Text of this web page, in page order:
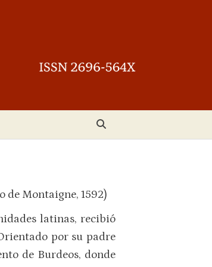
de Montaigne, 1592)
latinas, recibió
por su padre
de Burdeos, donde